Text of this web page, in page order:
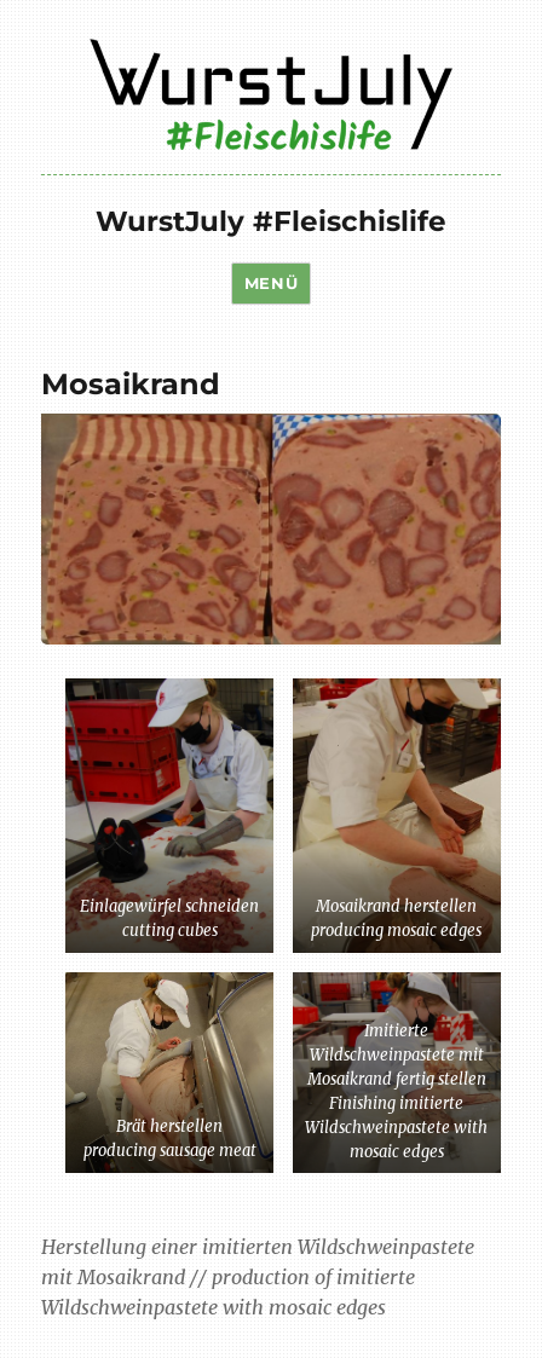
WurstJuly #Fleischislife
MENÜ
Mosaikrand
Einlagewürfel schneiden
cutting cubes
Mosaikrand herstellen
producing mosaic edges
Brät herstellen
producing sausage meat
Imitierte
Wildschweinpastete mit
Mosaikrand fertig stellen
Finishing imitierte
Wildschweinpastete with
mosaic edges
Herstellung einer imitierten Wildschweinpastete
mit Mosaikrand // production of imitierte
Wildschweinpastete with mosaic edges